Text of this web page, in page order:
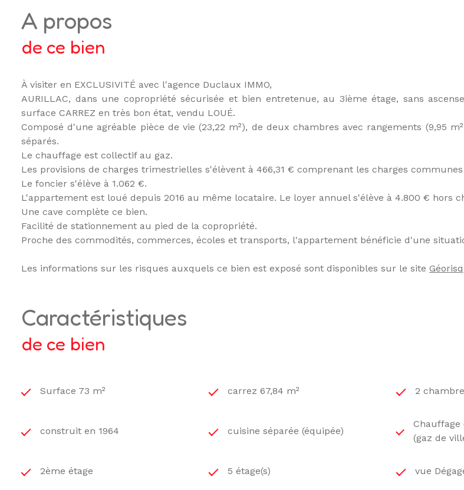
a propos
de ce bien
À visiter en EXCLUSIVITÉ avec l'agence Duclaux IMMO,
AURILLAC, dans une copropriété sécurisée et bien entretenue, au 3ième étage, sans
surface CARREZ en très bon état, vendu LOUÉ.
Composé d'une agréable pièce de vie (23,22 m²), de deux chambres avec rangements (9,95
séparés.
Le chauffage est collectif au gaz.
Les provisions de charges trimestrielles s'élèvent à 466,31 € comprenant les charges
Le foncier s'élève à 1.062 €.
L'appartement est loué depuis 2016 au même locataire. Le loyer annuel s'élève à 4.800 € hors
Une cave complète ce bien.
Facilité de stationnement au pied de la copropriété.
Proche des commodités, commerces, écoles et transports, l'appartement bénéficie d'une
Les informations sur les risques auxquels ce bien est exposé sont disponibles sur le site
caractéristiques
de ce bien
Surface 73 m² carrez 67,84 m² 2
construit en 1964 cuisine séparée (équipée)
(gaz de
2ème étage 5 étage(s) vue